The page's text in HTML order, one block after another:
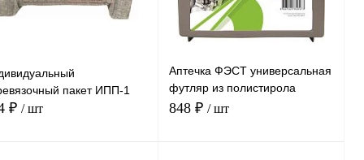
В наличии
избранное
В наличии
пакет ИПП-1
₽ / шт
Аптечка ФЭСТ универсальная
футляр из полистирола
210х210х70 (арт.1644)
848 ₽ / шт